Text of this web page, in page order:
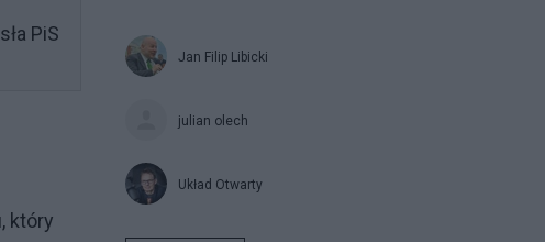
PiS
który
Jan Filip Libicki
julian olech
Układ Otwarty